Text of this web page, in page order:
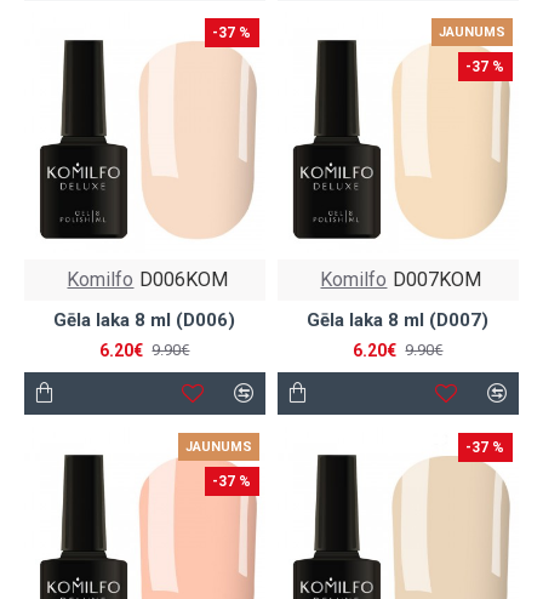
-37 %
Komilfo D006KOM
Gēla laka 8 ml (D006)
6.20€ 9.90€
JAUNUMS
-37 %
Komilfo D007KOM
Gēla laka 8 ml (D007)
6.20€ 9.90€
JAUNUMS
-37 %
-37 %